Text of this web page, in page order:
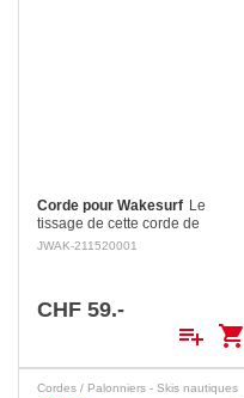
Corde pour Wakesurf Le
tissage de cette corde de
wakesurf est plus épais que la
JWAK-211520001
CHF 59.-
playlist_add shopping_cart
Cordes / Palonniers - Skis nautiques